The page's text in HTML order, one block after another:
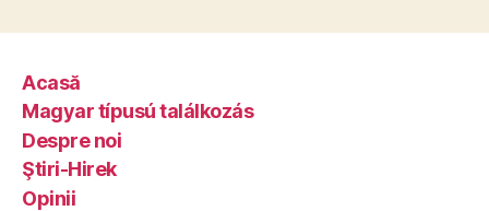
Acasă
Magyar típusú találkozás
Despre noi
Ştiri-Hirek
Opinii